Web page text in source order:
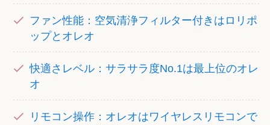
ファン性能：空気清浄フィルター付きはロリポ
ップとオレオ
快適さレベル：サラサラ度No.1は最上位のオレ
オ
リモコン操作：オレオはワイヤレスリモコンで